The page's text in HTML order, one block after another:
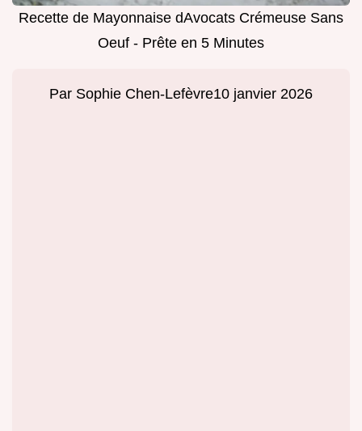
Recette de Mayonnaise dAvocats Crémeuse Sans
Oeuf - Prête en 5 Minutes
Par Sophie Chen-Lefèvre10 janvier 2026